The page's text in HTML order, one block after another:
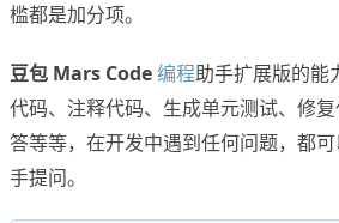
槛都是加分项。
豆包 Mars Code编程助手扩展版的能
代码、注释代码、生成单元测试、修
答等等，在开发中遇到任何问题，都
手提问。